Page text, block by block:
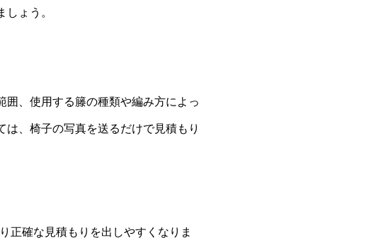
ょう。
、使用する籐の種類や編み方によっ
、椅子の写真を送るだけで見積もり
正確な見積もりを出しやすくなりま